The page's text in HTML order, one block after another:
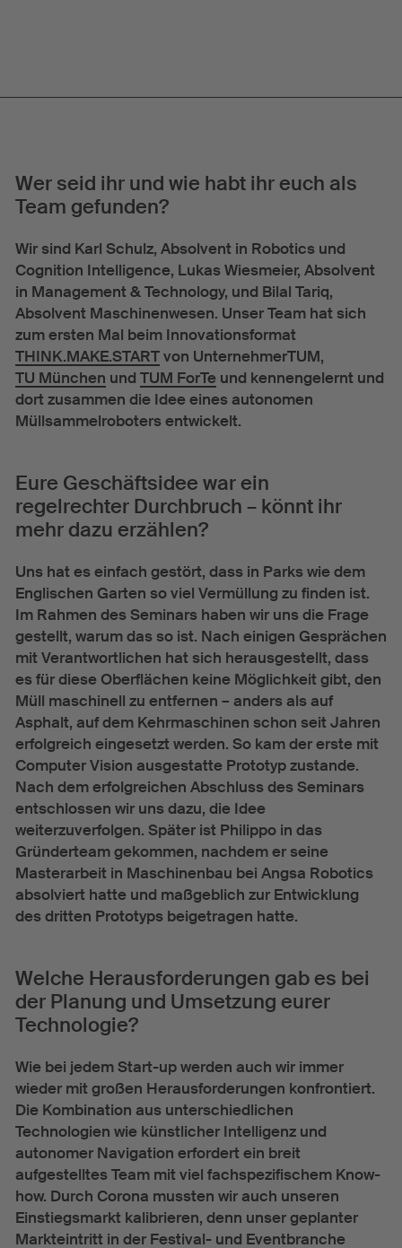
Wer seid ihr und wie habt ihr euch als
Team gefunden?
Wir sind Karl Schulz, Absolvent in Robotics und
Cognition Intelligence, Lukas Wiesmeier, Absolvent
in Management & Technology, und Bilal Tariq,
Absolvent Maschinenwesen. Unser Team hat sich
zum ersten Mal beim Innovationsformat
THINK.MAKE.STARTvon UnternehmerTUM,
TU München und TUM ForTeund kennengelernt und
dort zusammen die Idee eines autonomen
Müllsammelroboters entwickelt.
Eure Geschäftsidee war ein
regelrechter Durchbruch – könnt ihr
mehr dazu erzählen?
Uns hat es einfach gestört, dass in Parks wie dem
Englischen Garten so viel Vermüllung zu finden ist.
Im Rahmen des Seminars haben wir uns die Frage
gestellt, warum das so ist. Nach einigen Gesprächen
mit Verantwortlichen hat sich herausgestellt, dass
es für diese Oberflächen keine Möglichkeit gibt, den
Müll maschinell zu entfernen – anders als auf
Asphalt, auf dem Kehrmaschinen schon seit Jahren
erfolgreich eingesetzt werden. So kam der erste mit
Computer Vision ausgestatte Prototyp zustande.
Nach dem erfolgreichen Abschluss des Seminars
entschlossen wir uns dazu, die Idee
weiterzuverfolgen. Später ist Philippo in das
Gründerteam gekommen, nachdem er seine
Masterarbeit in Maschinenbau bei Angsa Robotics
absolviert hatte und maßgeblich zur Entwicklung
des dritten Prototyps beigetragen hatte.
Welche Herausforderungen gab es bei
der Planung und Umsetzung eurer
Technologie?
Wie bei jedem Start-up werden auch wir immer
wieder mit großen Herausforderungen konfrontiert.
Die Kombination aus unterschiedlichen
Technologien wie künstlicher Intelligenz und
autonomer Navigation erfordert ein breit
aufgestelltes Team mit viel fachspezifischem Know-
how. Durch Corona mussten wir auch unseren
Einstiegsmarkt kalibrieren, denn unser geplanter
Markteintritt in der Festival- und Eventbranche